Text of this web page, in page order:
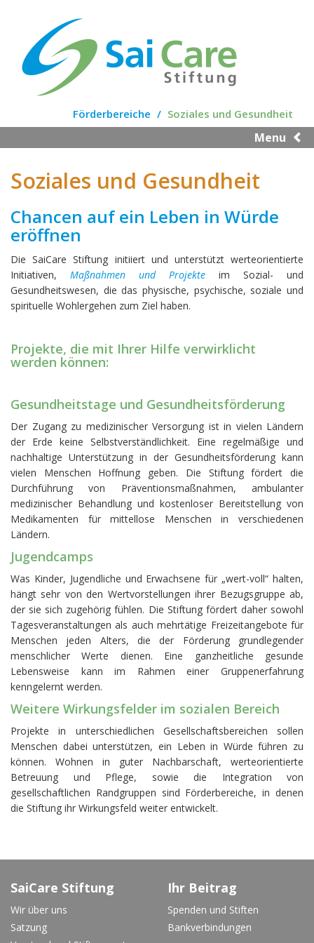
content
Förderbereiche Soziales und Gesundheit
Menu
Soziales und Gesundheit
Chancen auf ein Leben in Würde
eröffnen
Die SaiCare Stiftung initiiert und unterstützt werteorientierte
Initiativen, Maßnahmen und Projekte im Sozial- und
Gesundheitswesen, die das physische, psychische, soziale und
spirituelle Wohlergehen zum Ziel haben.
Projekte, die mit Ihrer Hilfe verwirklicht
werden können:
Gesundheitstage und Gesundheitsförderung
Der Zugang zu medizinischer Versorgung ist in vielen Ländern
der Erde keine Selbstverständlichkeit. Eine regelmäßige und
nachhaltige Unterstützung in der Gesundheitsförderung kann
vielen Menschen Hoffnung geben. Die Stiftung fördert die
Durchführung von Präventionsmaßnahmen, ambulanter
medizinischer Behandlung und kostenloser Bereitstellung von
Medikamenten für mittellose Menschen in verschiedenen
Ländern.
Jugendcamps
Was Kinder, Jugendliche und Erwachsene für „wert-voll“ halten,
hängt sehr von den Wertvorstellungen ihrer Bezugsgruppe ab,
der sie sich zugehörig fühlen. Die Stiftung fördert daher sowohl
Tagesveranstaltungen als auch mehrtätige Freizeitangebote für
Menschen jeden Alters, die der Förderung grundlegender
menschlicher Werte dienen. Eine ganzheitliche gesunde
Lebensweise kann im Rahmen einer Gruppenerfahrung
kenngelernt werden.
Weitere Wirkungsfelder im sozialen Bereich
Projekte in unterschiedlichen Gesellschaftsbereichen sollen
Menschen dabei unterstützen, ein Leben in Würde führen zu
können. Wohnen in guter Nachbarschaft, werteorientierte
Betreuung und Pflege, sowie die Integration von
gesellschaftlichen Randgruppen sind Förderbereiche, in denen
die Stiftung ihr Wirkungsfeld weiter entwickelt.
SaiCare Stiftung
Wir über uns
Satzung
Ihr Beitrag
Spenden und Stiften
Bankverbindungen